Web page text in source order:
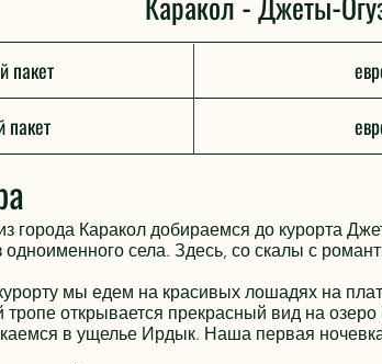
пакет
города Каракол добираемся до курорта
одноименного села. Здесь, со скалы с
мы едем на красивых лошадях на
тропе открывается прекрасный вид на
в ущелье Ирдык. Наша первая ночевка